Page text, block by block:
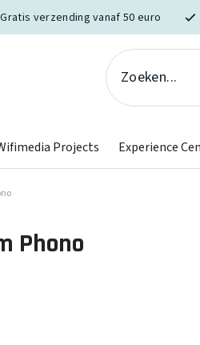
Gratis verzending vanaf 50 euro
Projects Experience
Phono